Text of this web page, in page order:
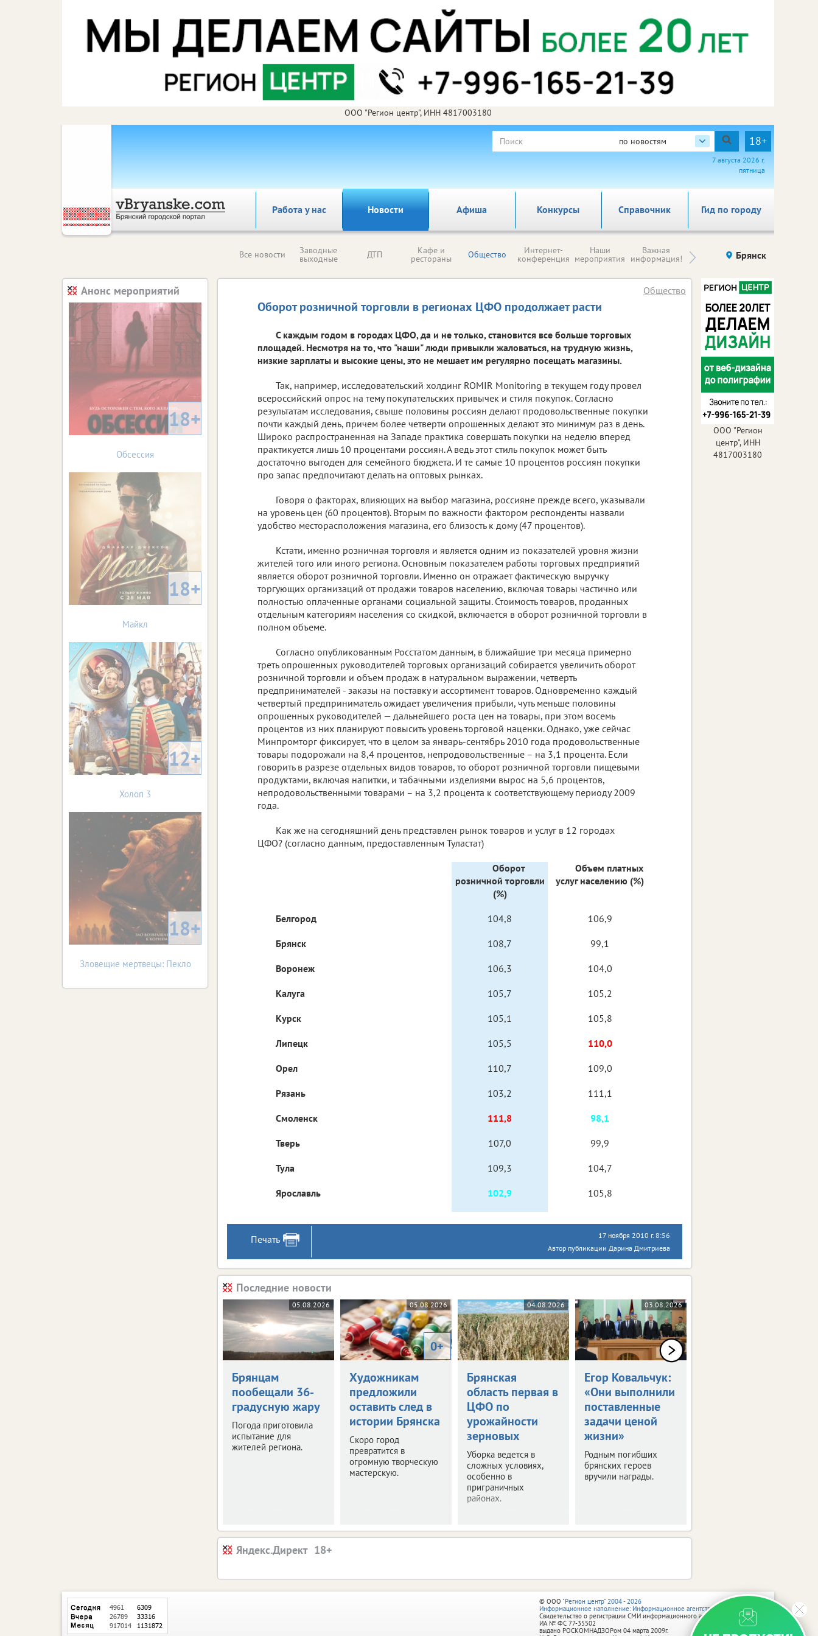
ООО "Регион центр", ИНН 4817003180
по новостям 18+
7 августа 2026 г.
пятница
Работа у нас Новости Афиша Справочник Гид по городу
Конкурсы
Все новости Заводные
выходные ДТП Кафе и
рестораны Общество Интернет-
конференция
Наши
мероприятия
Важная
информация! Происшествия Здоровье
Брянск
Оборот розничной торговли в регионах ЦФО продолжает расти
Общество
С каждым годом в городах ЦФО, да и не только, становится все больше торговых
площадей. Несмотря на то, что "наши" люди привыкли жаловаться, на трудную жизнь,
низкие зарплаты и высокие цены, это не мешает им регулярно посещать магазины.
Так, например, исследовательский холдинг ROMIR Monitoring в текущем году провел
всероссийский опрос на тему покупательских привычек и стиля покупок. Согласно
результатам исследования, свыше половины россиян делают продовольственные покупки
почти каждый день, причем более четверти опрошенных делают это минимум раз в день.
Широко распространенная на Западе практика совершать покупки на неделю вперед
практикуется лишь 10 процентами россиян. А ведь этот стиль покупок может быть
достаточно выгоден для семейного бюджета. И те самые 10 процентов россиян покупки
про запас предпочитают делать на оптовых рынках.
Говоря о факторах, влияющих на выбор магазина, россияне прежде всего, указывали
на уровень цен (60 процентов). Вторым по важности фактором респонденты назвали
удобство месторасположения магазина, его близость к дому (47 процентов).
Кстати, именно розничная торговля и является одним из показателей уровня жизни
жителей того или иного региона. Основным показателем работы торговых предприятий
является оборот розничной торговли. Именно он отражает фактическую выручку
торгующих организаций от продажи товаров населению, включая товары частично или
полностью оплаченные органами социальной защиты. Стоимость товаров, проданных
отдельным категориям населения со скидкой, включается в оборот розничной торговли в
полном объеме.
Согласно опубликованным Росстатом данным, в ближайшие три месяца примерно
треть опрошенных руководителей торговых организаций собирается увеличить оборот
розничной торговли и объем продаж в натуральном выражении, четверть
предпринимателей - заказы на поставку и ассортимент товаров. Одновременно каждый
четвертый предприниматель ожидает увеличения прибыли, чуть меньше половины
опрошенных руководителей — дальнейшего роста цен на товары, при этом восемь
процентов из них планируют повысить уровень торговой наценки. Однако, уже сейчас
Минпромторг фиксирует, что в целом за январь-сентябрь 2010 года продовольственные
товары подорожали на 8,4 процентов, непродовольственные – на 3,1 процента. Если
говорить в разрезе отдельных видов товаров, то оборот розничной торговли пищевыми
продуктами, включая напитки, и табачными изделиями вырос на 5,6 процентов,
непродовольственными товарами – на 3,2 процента к соответствующему периоду 2009
года.
Как же на сегодняшний день представлен рынок товаров и услуг в 12 городах
ЦФО? (согласно данным, предоставленным Туластат)
Оборот
розничной торговли
(%)
Объем платных
услуг населению (%)
Белгород 104,8 106,9
Брянск 108,7 99,1
Воронеж 106,3 104,0
Калуга 105,7 105,2
Курск 105,1 105,8
Липецк 105,5 110,0
Орел 110,7 109,0
Рязань 103,2 111,1
Смоленск 111,8 98,1
Тверь 107,0 99,9
Тула 109,3 104,7
Ярославль 102,9 105,8
Печать
17 ноября 2010 г. 8:56
Автор публикации Дарина Дмитриева
Последние новости
05.08.2026
Брянцам
пообещали 36-
градусную жару
Погода приготовила
испытание для
жителей региона.
05.08.2026
0+
Художникам
предложили
оставить след в
истории Брянска
Скоро город
превратится в
огромную творческую
мастерскую.
04.08.2026
Брянская
область первая в
ЦФО по
урожайности
зерновых
Уборка ведется в
сложных условиях,
особенно в
приграничных
районах.
03.08.2026
Егор Ковальчук:
«Они выполнили
поставленные
задачи ценой
жизни»
Родным погибших
брянских героев
вручили награды.
Яндекс.Директ
Анонс мероприятий
18+
Обсессия
18+
Майкл
12+
Холоп 3
18+
Зловещие мертвецы: Пекло
ООО "Регион
центр", ИНН
4817003180
© ООО "Регион центр" 2004 - 2026
Информационное наполнение: Информационное агентство vRossii.ru
Свидетельство о регистрации СМИ информационного агентства vRossii.ru
ИА № ФС 77‑35502
выдано РОСКОМНАДЗОРом 04 марта 2009г.